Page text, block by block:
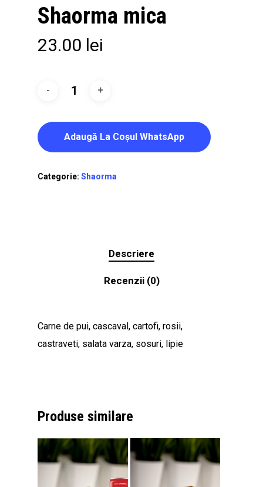
Nu ai niciun produs în coș.
Go To Shop
Shaorma mica
23.00 lei
Adaugă La Coşul WhatsApp
Categorie: Shaorma
Descriere
Recenzii (0)
Carne de pui, cascaval, cartofi, rosii,
castraveti, salata varza, sosuri, lipie
Produse similare